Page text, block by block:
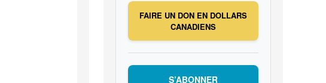
FAIRE UN DON EN DOLLARS
CANADIENS
S’ABONNER